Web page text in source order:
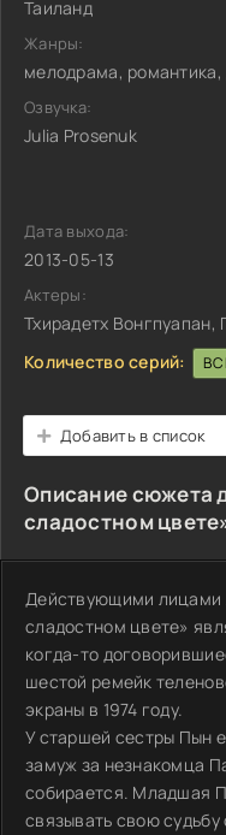
Таиланд
Жанры:
мелодрама, романтика,
Озвучка:
Julia Prosenuk
Дата выхода:
2013-05-13
Актеры:
Тхирадетх
Количество серий:
Добавить в список
Описание сюжета
сладостном
Действующими лицами
сладостном цвете»
когда-то
шестой ремейк
экраны в 1974 году.
У старшей сестры Пын
замуж за незнакомца
собирается. Младшая
связывать свою